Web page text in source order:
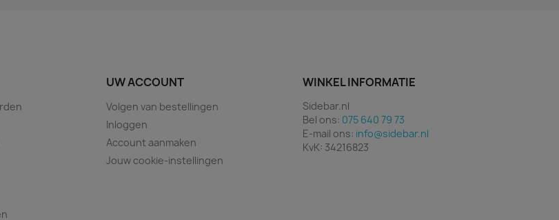
UW ACCOUNT
Volgen van bestellingen
Inloggen
Account aanmaken
Jouw cookie-instellingen
WINKEL INFORMATIE
Sidebar.nl
Bel ons: 075 640 79 73
E-mail ons: info@sidebar.nl
KvK: 34216823